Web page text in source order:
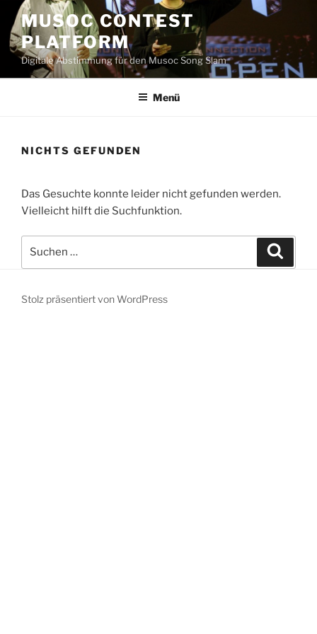
Zum
Inhalt
springen
MUSOC CONTEST
PLATFORM
Digitale Abstimmung für den Musoc Song Slam
Menü
NICHTS GEFUNDEN
Das Gesuchte konnte leider nicht gefunden werden.
Vielleicht hilft die Suchfunktion.
nach:
Stolz präsentiert von WordPress